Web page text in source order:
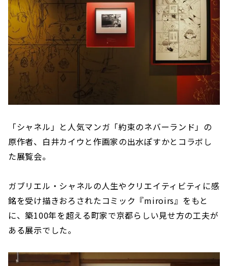
「シャネル」と人気マンガ「約束のネバーランド」の
原作者、白井カイウと作画家の出水ぽすかとコラボし
た展覧会。
ガブリエル・シャネルの人生やクリエイティビティに感
銘を受け描きおろされたコミック『miroirs』をもと
に、築100年を超える町家で京都らしい見せ方の工夫が
ある展示でした。